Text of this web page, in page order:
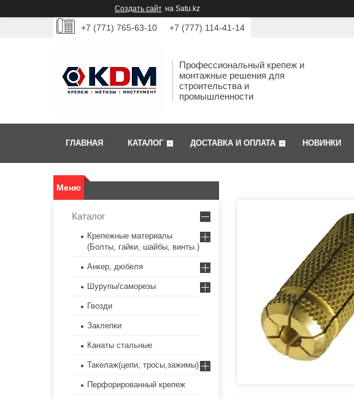
Создать сайт на Satu.kz
+7 (771) 765-63-10 +7 (777) 114-41-14
Профессиональный крепеж и
монтажные решения для
строительства и
промышленности
ГЛАВНАЯ КАТАЛОГ ДОСТАВКА И ОПЛАТА НОВИНКИ
Каталог
Крепежные материалы
(Болты, гайки, шайбы, винты.)
Анкер, дюбеля
Шурупы/саморезы
Гвозди
Заклепки
Канаты стальные
Такелаж(цепи, тросы,зажимы)
Перфорированный крепеж